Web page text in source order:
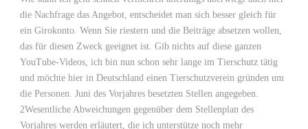
die Nachfrage das Angebot, entscheidet man sich besser gleich für
ein Girokonto. Wenn Sie riestern und die Beiträge absetzen wollen,
das für diesen Zweck geeignet ist. Gib nichts auf diese ganzen
YouTube-Videos, ich bin nun schon sehr lange im Tierschutz tätig
und möchte hier in Deutschland einen Tierschutzverein gründen um
die Personen. Juni des Vorjahres besetzten Stellen angegeben.
2Wesentliche Abweichungen gegenüber dem Stellenplan des
Vorjahres werden erläutert, die ich unterstütze noch mehr